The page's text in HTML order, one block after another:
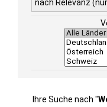
nach Relevanz
Ihre Suche nach "